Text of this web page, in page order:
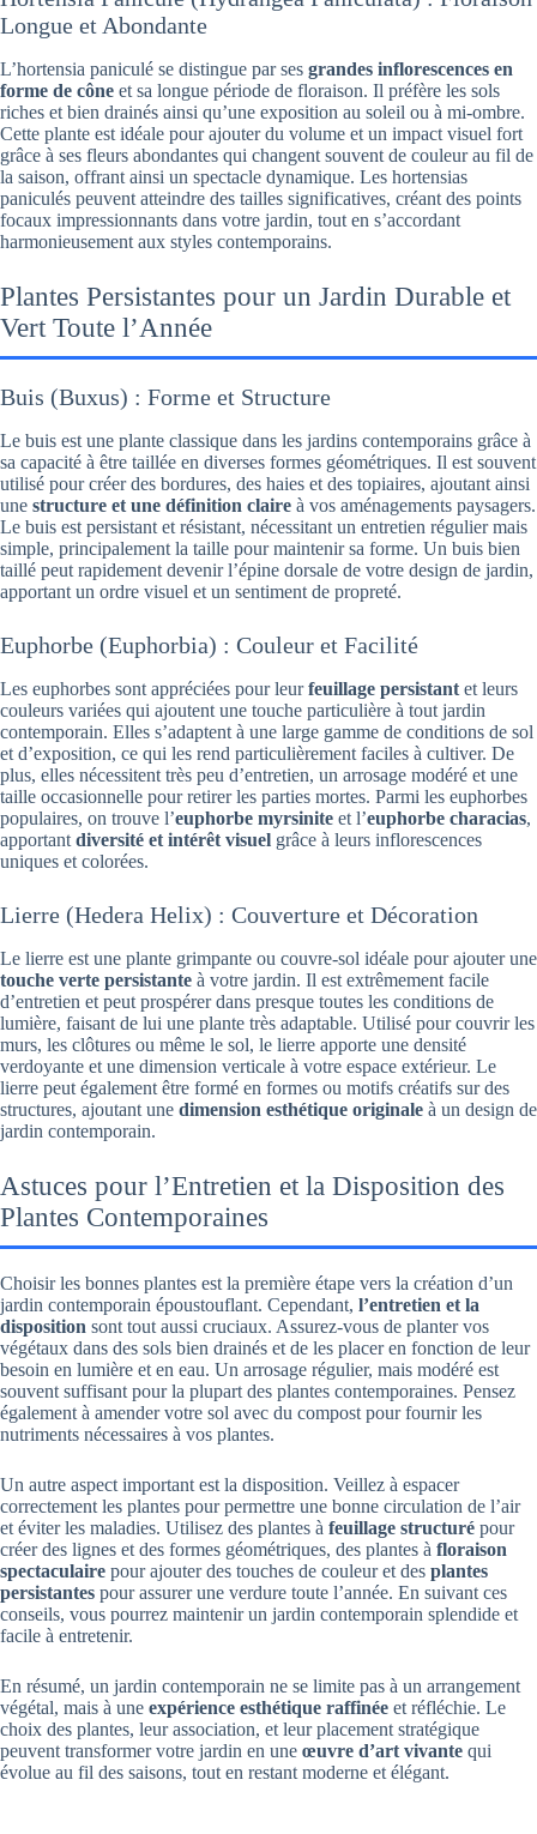
Longue et Abondante
L’hortensia paniculé se distingue par ses grandes inflorescences en
forme de cône et sa longue période de floraison. Il préfère les sols
riches et bien drainés ainsi qu’une exposition au soleil ou à mi-ombre.
Cette plante est idéale pour ajouter du volume et un impact visuel fort
grâce à ses fleurs abondantes qui changent souvent de couleur au fil de
la saison, offrant ainsi un spectacle dynamique. Les hortensias
paniculés peuvent atteindre des tailles significatives, créant des points
focaux impressionnants dans votre jardin, tout en s’accordant
harmonieusement aux styles contemporains.
Plantes Persistantes pour un Jardin Durable et
Vert Toute l’Année
Buis (Buxus) : Forme et Structure
Le buis est une plante classique dans les jardins contemporains grâce à
sa capacité à être taillée en diverses formes géométriques. Il est souvent
utilisé pour créer des bordures, des haies et des topiaires, ajoutant ainsi
une structure et une définition claire à vos aménagements paysagers.
Le buis est persistant et résistant, nécessitant un entretien régulier mais
simple, principalement la taille pour maintenir sa forme. Un buis bien
taillé peut rapidement devenir l’épine dorsale de votre design de jardin,
apportant un ordre visuel et un sentiment de propreté.
Euphorbe (Euphorbia) : Couleur et Facilité
Les euphorbes sont appréciées pour leurfeuillage persistant et leurs
couleurs variées qui ajoutent une touche particulière à tout jardin
contemporain. Elles s’adaptent à une large gamme de conditions de sol
et d’exposition, ce qui les rend particulièrement faciles à cultiver. De
plus, elles nécessitent très peu d’entretien, un arrosage modéré et une
taille occasionnelle pour retirer les parties mortes. Parmi les euphorbes
populaires, on trouve l’euphorbe myrsinite et l’euphorbe characias,
apportant diversité et intérêt visuel grâce à leurs inflorescences
uniques et colorées.
Lierre (Hedera Helix) : Couverture et Décoration
Le lierre est une plante grimpante ou couvre-sol idéale pour ajouter une
touche verte persistante à votre jardin. Il est extrêmement facile
d’entretien et peut prospérer dans presque toutes les conditions de
lumière, faisant de lui une plante très adaptable. Utilisé pour couvrir les
murs, les clôtures ou même le sol, le lierre apporte une densité
verdoyante et une dimension verticale à votre espace extérieur. Le
lierre peut également être formé en formes ou motifs créatifs sur des
structures, ajoutant une dimension esthétique originale à un design de
jardin contemporain.
Astuces pour l’Entretien et la Disposition des
Plantes Contemporaines
Choisir les bonnes plantes est la première étape vers la création d’un
jardin contemporain époustouflant. Cependant, l’entretien et la
disposition sont tout aussi cruciaux. Assurez-vous de planter vos
végétaux dans des sols bien drainés et de les placer en fonction de leur
besoin en lumière et en eau. Un arrosage régulier, mais modéré est
souvent suffisant pour la plupart des plantes contemporaines. Pensez
également à amender votre sol avec du compost pour fournir les
nutriments nécessaires à vos plantes.
Un autre aspect important est la disposition. Veillez à espacer
correctement les plantes pour permettre une bonne circulation de l’air
et éviter les maladies. Utilisez des plantes à feuillage structuré pour
créer des lignes et des formes géométriques, des plantes à floraison
spectaculaire pour ajouter des touches de couleur et des plantes
persistantes pour assurer une verdure toute l’année. En suivant ces
conseils, vous pourrez maintenir un jardin contemporain splendide et
facile à entretenir.
En résumé, un jardin contemporain ne se limite pas à un arrangement
végétal, mais à une expérience esthétique raffinée et réfléchie. Le
choix des plantes, leur association, et leur placement stratégique
peuvent transformer votre jardin en une œuvre d’art vivante qui
évolue au fil des saisons, tout en restant moderne et élégant.